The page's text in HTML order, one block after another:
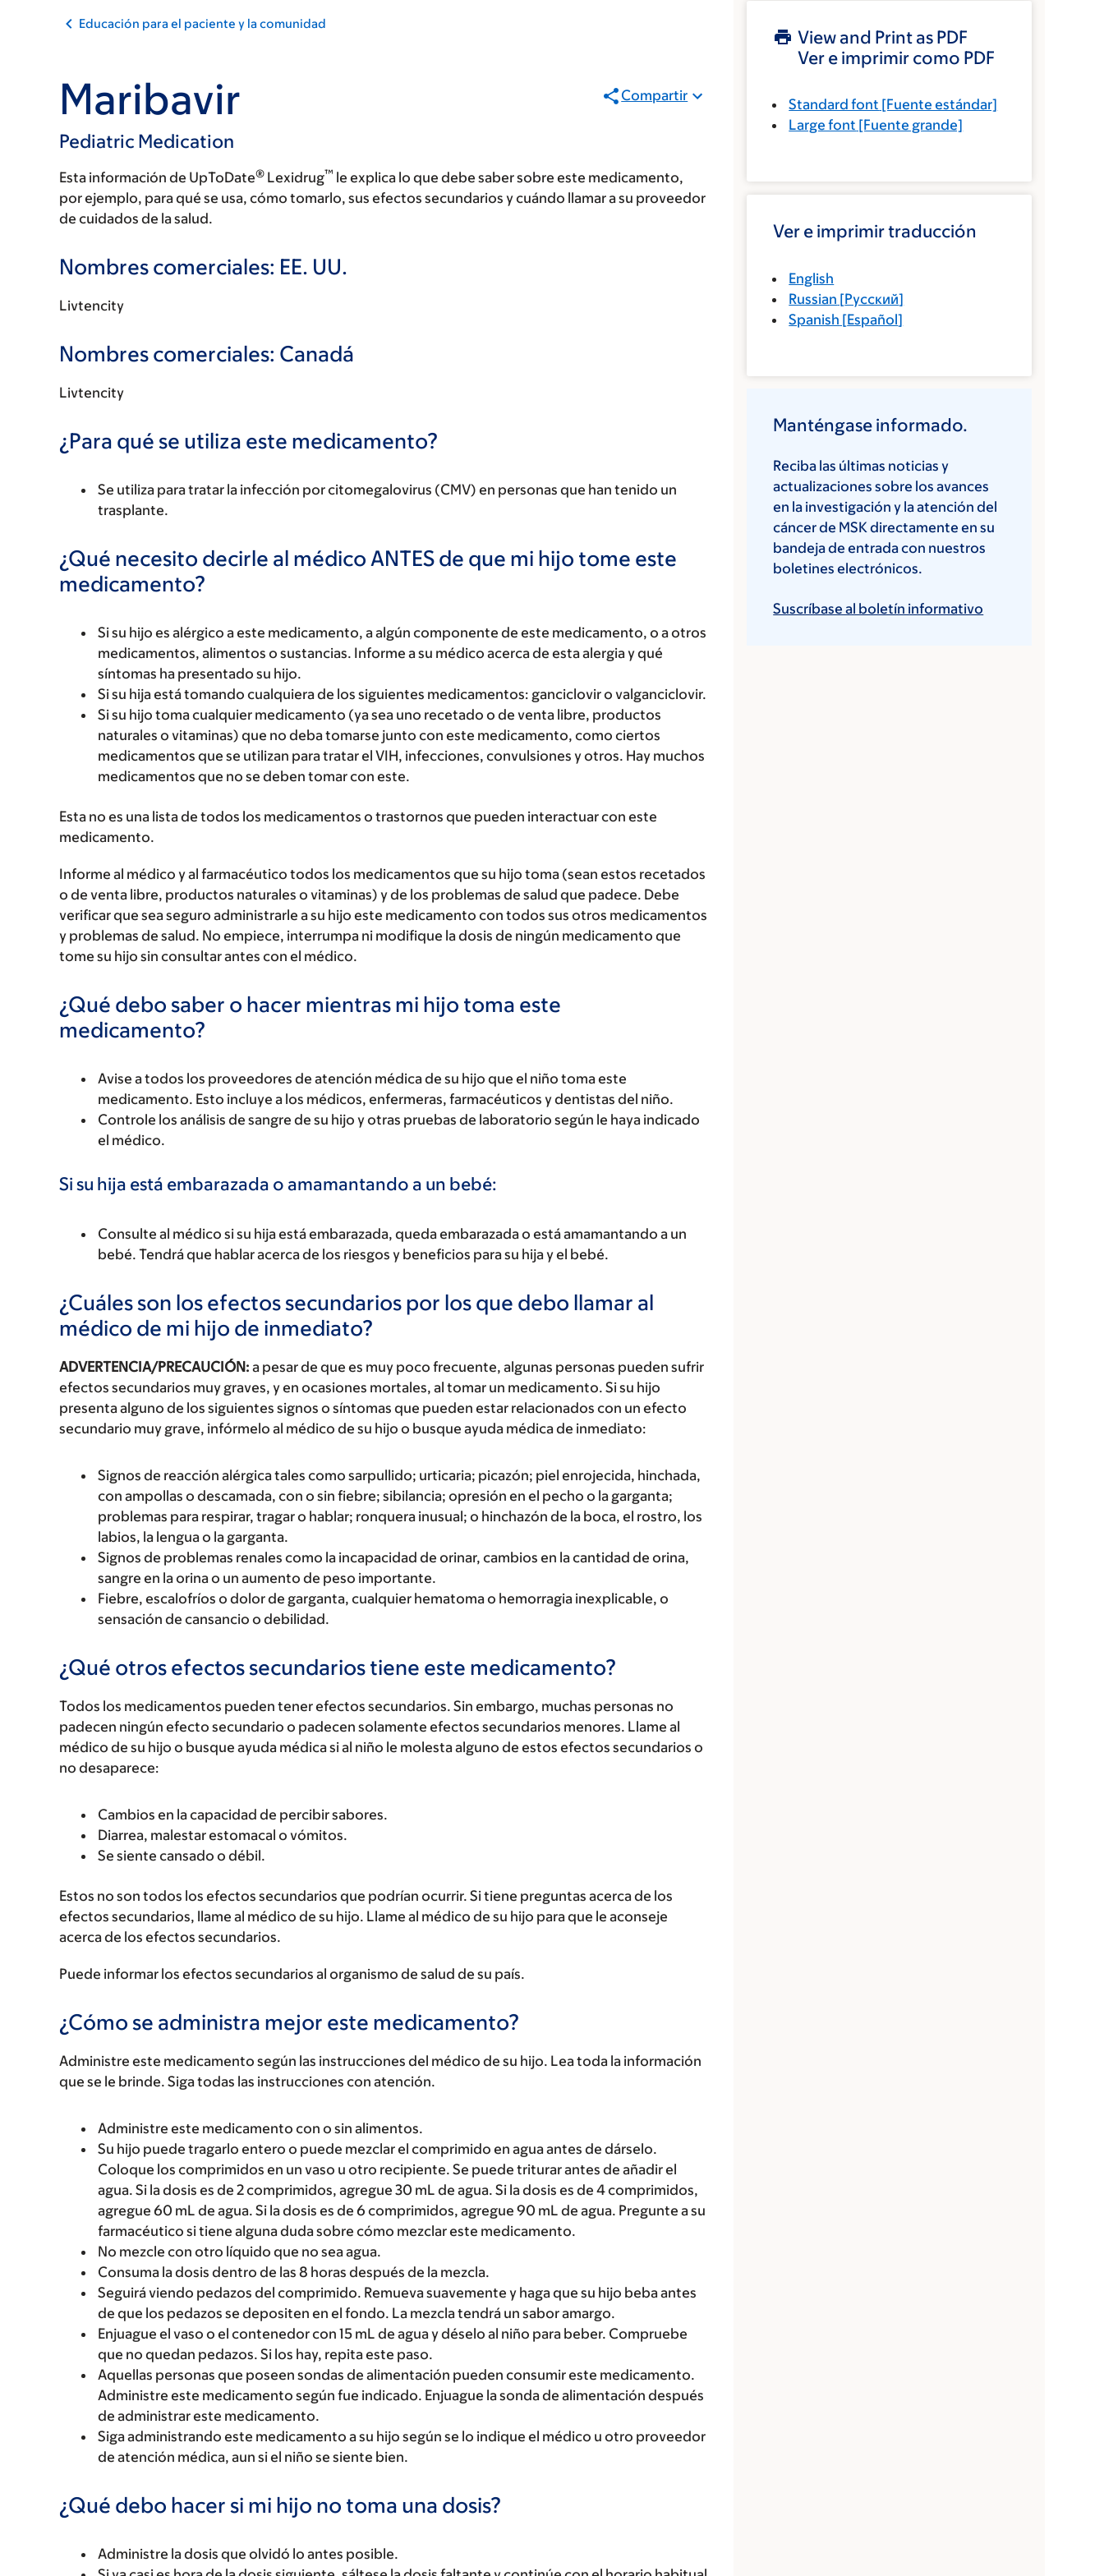
Educación para el paciente y la comunidad
Maribavir
Pediatric Medication
Compartir
Esta información de UpToDate® Lexidrug™ le explica lo que debe saber sobre este medicamento,
por ejemplo, para qué se usa, cómo tomarlo, sus efectos secundarios y cuándo llamar a su proveedor
de cuidados de la salud.
Nombres comerciales: EE. UU.
Livtencity
Nombres comerciales: Canadá
Livtencity
¿Para qué se utiliza este medicamento?
Se utiliza para tratar la infección por citomegalovirus (CMV) en personas que han tenido un
trasplante.
¿Qué necesito decirle al médico ANTES de que mi hijo tome este
medicamento?
Si su hijo es alérgico a este medicamento, a algún componente de este medicamento, o a otros
medicamentos, alimentos o sustancias. Informe a su médico acerca de esta alergia y qué
síntomas ha presentado su hijo.
Si su hija está tomando cualquiera de los siguientes medicamentos: ganciclovir o valganciclovir.
Si su hijo toma cualquier medicamento (ya sea uno recetado o de venta libre, productos
naturales o vitaminas) que no deba tomarse junto con este medicamento, como ciertos
medicamentos que se utilizan para tratar el VIH, infecciones, convulsiones y otros. Hay muchos
medicamentos que no se deben tomar con este.
Esta no es una lista de todos los medicamentos o trastornos que pueden interactuar con este
medicamento.
Informe al médico y al farmacéutico todos los medicamentos que su hijo toma (sean estos recetados
o de venta libre, productos naturales o vitaminas) y de los problemas de salud que padece. Debe
verificar que sea seguro administrarle a su hijo este medicamento con todos sus otros medicamentos
y problemas de salud. No empiece, interrumpa ni modifique la dosis de ningún medicamento que
tome su hijo sin consultar antes con el médico.
¿Qué debo saber o hacer mientras mi hijo toma este
medicamento?
Avise a todos los proveedores de atención médica de su hijo que el niño toma este
medicamento. Esto incluye a los médicos, enfermeras, farmacéuticos y dentistas del niño.
Controle los análisis de sangre de su hijo y otras pruebas de laboratorio según le haya indicado
el médico.
Si su hija está embarazada o amamantando a un bebé:
Consulte al médico si su hija está embarazada, queda embarazada o está amamantando a un
bebé. Tendrá que hablar acerca de los riesgos y beneficios para su hija y el bebé.
¿Cuáles son los efectos secundarios por los que debo llamar al
médico de mi hijo de inmediato?
ADVERTENCIA/PRECAUCIÓN: a pesar de que es muy poco frecuente, algunas personas pueden sufrir
efectos secundarios muy graves, y en ocasiones mortales, al tomar un medicamento. Si su hijo
presenta alguno de los siguientes signos o síntomas que pueden estar relacionados con un efecto
secundario muy grave, infórmelo al médico de su hijo o busque ayuda médica de inmediato:
Signos de reacción alérgica tales como sarpullido; urticaria; picazón; piel enrojecida, hinchada,
con ampollas o descamada, con o sin fiebre; sibilancia; opresión en el pecho o la garganta;
problemas para respirar, tragar o hablar; ronquera inusual; o hinchazón de la boca, el rostro, los
labios, la lengua o la garganta.
Signos de problemas renales como la incapacidad de orinar, cambios en la cantidad de orina,
sangre en la orina o un aumento de peso importante.
Fiebre, escalofríos o dolor de garganta, cualquier hematoma o hemorragia inexplicable, o
sensación de cansancio o debilidad.
¿Qué otros efectos secundarios tiene este medicamento?
Todos los medicamentos pueden tener efectos secundarios. Sin embargo, muchas personas no
padecen ningún efecto secundario o padecen solamente efectos secundarios menores. Llame al
médico de su hijo o busque ayuda médica si al niño le molesta alguno de estos efectos secundarios o
no desaparece:
Cambios en la capacidad de percibir sabores.
Diarrea, malestar estomacal o vómitos.
Se siente cansado o débil.
Estos no son todos los efectos secundarios que podrían ocurrir. Si tiene preguntas acerca de los
efectos secundarios, llame al médico de su hijo. Llame al médico de su hijo para que le aconseje
acerca de los efectos secundarios.
Puede informar los efectos secundarios al organismo de salud de su país.
¿Cómo se administra mejor este medicamento?
Administre este medicamento según las instrucciones del médico de su hijo. Lea toda la información
que se le brinde. Siga todas las instrucciones con atención.
Administre este medicamento con o sin alimentos.
Su hijo puede tragarlo entero o puede mezclar el comprimido en agua antes de dárselo.
Coloque los comprimidos en un vaso u otro recipiente. Se puede triturar antes de añadir el
agua. Si la dosis es de 2 comprimidos, agregue 30 mL de agua. Si la dosis es de 4 comprimidos,
agregue 60 mL de agua. Si la dosis es de 6 comprimidos, agregue 90 mL de agua. Pregunte a su
farmacéutico si tiene alguna duda sobre cómo mezclar este medicamento.
No mezcle con otro líquido que no sea agua.
Consuma la dosis dentro de las 8 horas después de la mezcla.
Seguirá viendo pedazos del comprimido. Remueva suavemente y haga que su hijo beba antes
de que los pedazos se depositen en el fondo. La mezcla tendrá un sabor amargo.
Enjuague el vaso o el contenedor con 15 mL de agua y déselo al niño para beber. Compruebe
que no quedan pedazos. Si los hay, repita este paso.
Aquellas personas que poseen sondas de alimentación pueden consumir este medicamento.
Administre este medicamento según fue indicado. Enjuague la sonda de alimentación después
de administrar este medicamento.
Siga administrando este medicamento a su hijo según se lo indique el médico u otro proveedor
de atención médica, aun si el niño se siente bien.
¿Qué debo hacer si mi hijo no toma una dosis?
Administre la dosis que olvidó lo antes posible.
View and Print as PDF
Ver e imprimir como PDF
Standard font [Fuente estándar]
Large font [Fuente grande]
Ver e imprimir traducción
English
Russian [Русский]
Spanish [Español]
Manténgase informado.
Reciba las últimas noticias y
actualizaciones sobre los avances
en la investigación y la atención del
cáncer de MSK directamente en su
bandeja de entrada con nuestros
boletines electrónicos.
Suscríbase al boletín informativo